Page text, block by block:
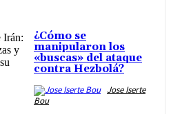
Irán:
y
¿Cómo se
manipularon los
«buscas» del ataque
contra Hezbolá?
Jose Iserte
Bou